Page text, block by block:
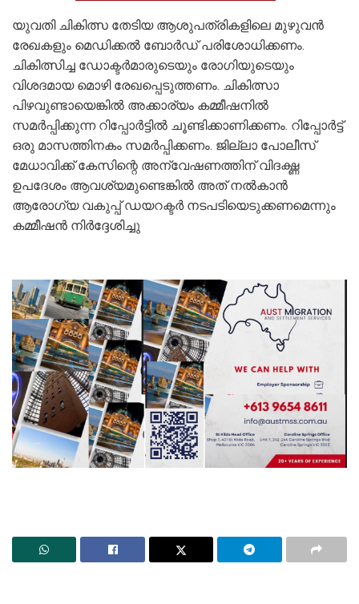
യുവതി ചികിത്സ തേടിയ ആശുപത്രികളിലെ മുഴുവൻ
രേഖകളും മെഡിക്കൽ ബോർഡ് പരിശോധിക്കണം.
ചികിത്സിച്ച ഡോക്ടർമാരുടെയും രോഗിയുടെയും
വിശദമായ മൊഴി രേഖപ്പെടുത്തണം. ചികിത്സാ
പിഴവുണ്ടായെങ്കിൽ അക്കാര്യം കമ്മീഷനിൽ
സമർപ്പിക്കുന്ന റിപ്പോർട്ടിൽ ചൂണ്ടിക്കാണിക്കണം. റിപ്പോർട്ട്
ഒരു മാസത്തിനകം സമർപ്പിക്കണം. ജില്ലാ പോലീസ്
മേധാവിക്ക് കേസിന്റെ അന്വേഷണത്തിന് വിദഗ്ദ്ധ
ഉപദേശം ആവശ്യമുണ്ടെങ്കിൽ അത് നൽകാൻ
ആരോഗ്യ വകുപ്പ് ഡയറക്ടർ നടപടിയെടുക്കണമെന്നും
കമ്മീഷൻ നിർദ്ദേശിച്ചു